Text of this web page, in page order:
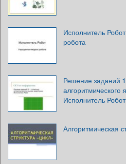
Исполнитель
робота
Решение заданий
алгоритмического
Исполнитель Робот
Алгоритмическая